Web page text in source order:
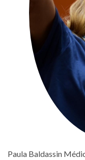
Paula Baldassin